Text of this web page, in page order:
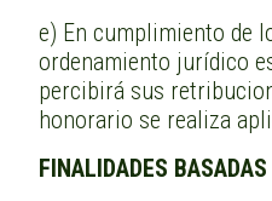
e) En cumplimiento de
ordenamiento jurídico
percibirá sus
honorario se realiza
FINALIDADES